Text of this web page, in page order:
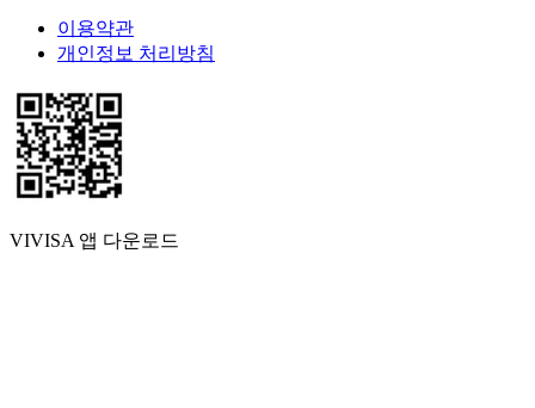
이용약관
개인정보 처리방침
VIVISA 앱 다운로드